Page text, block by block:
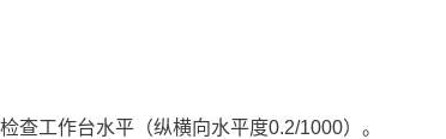
查工作台水平（纵横向水平度0.2/1000）。